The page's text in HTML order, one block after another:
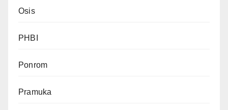
Osis
PHBI
Ponrom
Pramuka